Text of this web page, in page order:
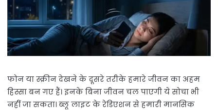
फोन या स्क्रीन देखने के दूसरे तरीके हमारे जीवन का अहम
हिस्सा बन गए हैं। इनके बिना जीवन चल पाएगी ये सोचा भी
नहीं जा सकता। ब्लू लाइट के रेडिएशन से हमारी मानसिक